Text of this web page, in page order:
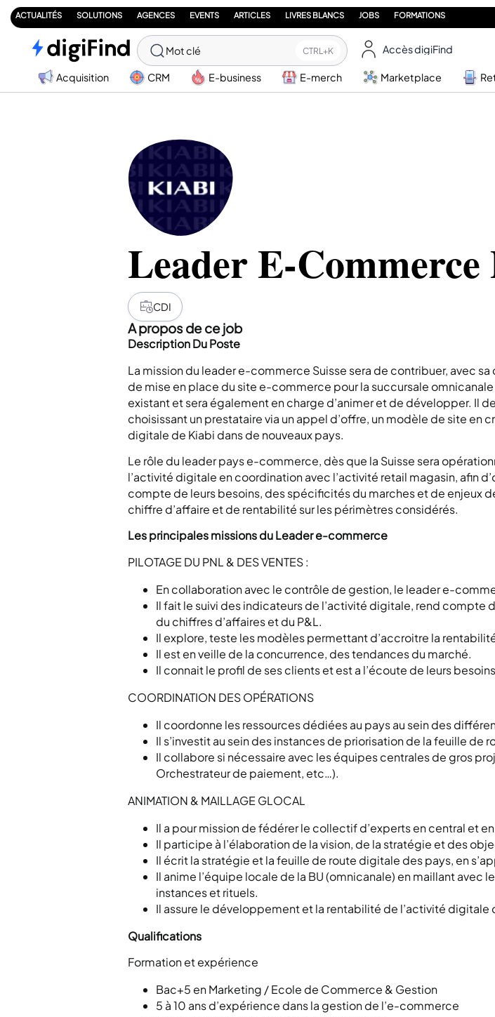
ACTUALITÉS SOLUTIONS AGENCES EVENTS ARTICLES LIVRES BLANCS JOBS FORMATIONS
Mot clé CTRL+K Accès digiFind
Acquisition CRM E-business E-merch Marketplace
Leader E-Commerce
CDI
A propos de ce job
Description Du Poste
La mission du leader e-commerce Suisse sera de contribuer, avec
de mise en place du site e-commerce pour la succursale
existant et sera également en charge d’animer et de développer. Il
choisissant un prestataire via un appel d’offre, un modèle de site
digitale de Kiabi dans de nouveaux pays.
Le rôle du leader pays e-commerce, dès que la Suisse sera
l’activité digitale en coordination avec l’activité retail magasin, afin
compte de leurs besoins, des spécificités du marches et de enjeux
chiffre d’affaire et de rentabilité sur les périmètres considérés.
Les principales missions du Leader e-commerce
PILOTAGE DU PNL & DES VENTES :
En collaboration avec le contrôle de gestion, le leader e-
Il fait le suivi des indicateurs de l’activité digitale, rend
du chiffres d’affaires et du P&L.
Il explore, teste les modèles permettant d’accroitre la
Il est en veille de la concurrence, des tendances du marché.
Il connait le profil de ses clients et est a l’écoute de leurs
COORDINATION DES OPÉRATIONS
Il coordonne les ressources dédiées au pays au sein des
Il s’investit au sein des instances de priorisation de la feuille de
Il collabore si nécessaire avec les équipes centrales de gros
Orchestrateur de paiement, etc…).
ANIMATION & MAILLAGE GLOCAL
Il a pour mission de fédérer le collectif d’experts en central et
Il participe à l’élaboration de la vision, de la stratégie et des
Il écrit la stratégie et la feuille de route digitale des pays, en
Il anime l’équipe locale de la BU (omnicanale) en maillant
instances et rituels.
Il assure le développement et la rentabilité de l’activité digitale
Qualifications
Formation et expérience
Bac+5 en Marketing / Ecole de Commerce & Gestion
5 à 10 ans d’expérience dans la gestion de l’e-commerce